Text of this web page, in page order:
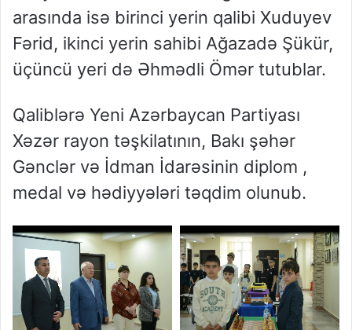
arasında isə birinci yerin qalibi Xuduyev
Fərid, ikinci yerin sahibi Ağazadə Şükür,
üçüncü yeri də Əhmədli Ömər tutublar.
Qaliblərə Yeni Azərbaycan Partiyası
Xəzər rayon təşkilatının, Bakı şəhər
Gənclər və İdman İdarəsinin diplom ,
medal və hədiyyələri təqdim olunub.